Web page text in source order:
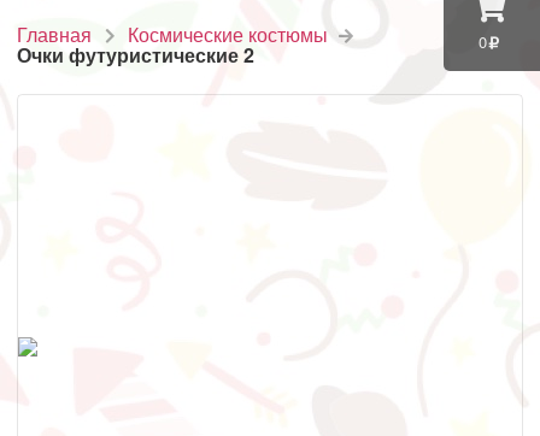
0
Главная Космические костюмы
Очки футуристические 2